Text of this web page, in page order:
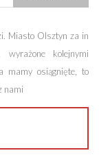
Miasto Olsztyn za in
kolejnymi
mamy osiągnięte, to
nami